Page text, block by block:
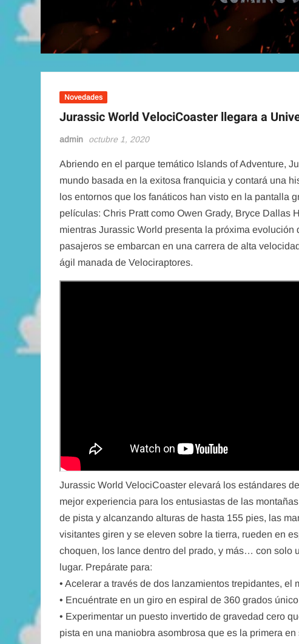
Novedades
Jurassic World VelociCoaster llegara a
admin octubre 1, 2020
Abriendo en el parque temático Islands of Adventure,
mundo basada en la exitosa franquicia y contará una
los entornos que los fanáticos han visto en la pantalla
películas: Chris Pratt como Owen Grady, Bryce Dallas
mientras Jurassic World presenta la próxima
pasajeros se embarcan en una carrera de alta
ágil manada de Velociraptores.
Jurassic World VelociCoaster elevará los estándares
mejor experiencia para los entusiastas de las
de pista y alcanzando alturas de hasta 155 pies, las
visitantes giren y se eleven sobre la tierra, rueden en
choquen, los lance dentro del prado, y más… con solo
lugar. Prepárate para:
• Acelerar a través de dos lanzamientos trepidantes,
• Encuéntrate en un giro en espiral de 360 ​​grados
• Experimentar un puesto invertido de gravedad cero
pista en una maniobra asombrosa que es la primera en